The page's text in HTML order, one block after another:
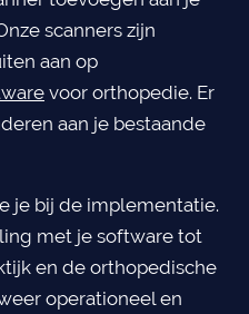
scanners zijn
aan op
voor orthopedie. Er
aan je bestaande
je bij de implementatie.
met je software tot
en de orthopedische
operationeel en